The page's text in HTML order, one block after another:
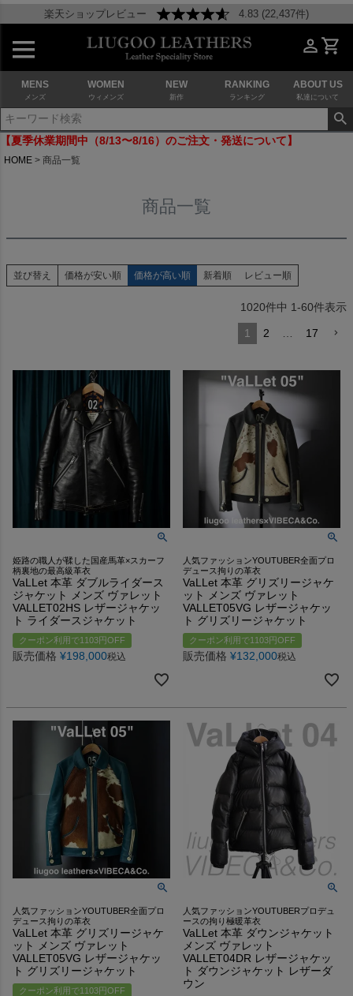
楽天ショップレビュー 4.83 (22,437件)
MENS
メンズ
WOMEN
ウィメンズ
NEW
新作
RANKING
ランキング
ABOUT US
私達について
【夏季休業期間中（8/13〜8/16）のご注文・発送について】
HOME 商品一覧
商品一覧
並び替え 価格が安い順 価格が高い順 新着順 レビュー順
1020件中 1-60件表示
1 2 … 17
姫路の職人が鞣した国産馬革×スカーフ
柄裏地の最高級革衣
VaLLet 本革 ダブルライダース
ジャケット メンズ ヴァレット
VALLET02HS レザージャケッ
ト ライダースジャケット
クーポン利用で1103円OFF
販売価格 ¥198,000税込
人気ファッションYOUTUBER全面プロ
デュース拘りの革衣
VaLLet 本革 グリズリージャケ
ット メンズ ヴァレット
VALLET05VG レザージャケッ
ト グリズリージャケット
クーポン利用で1103円OFF
販売価格 ¥132,000税込
人気ファッションYOUTUBER全面プロ
デュース拘りの革衣
VaLLet 本革 グリズリージャケ
ット メンズ ヴァレット
VALLET05VG レザージャケッ
ト グリズリージャケット
クーポン利用で1103円OFF
人気ファッションYOUTUBERプロデュ
ースの拘り極暖革衣
VaLLet 本革 ダウンジャケット
メンズ ヴァレット
VALLET04DR レザージャケッ
ト ダウンジャケット レザーダ
ウン